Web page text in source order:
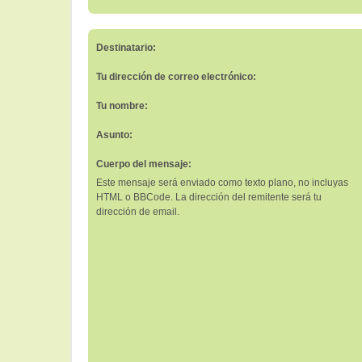
Destinatario:
Tu dirección de correo electrónico:
Tu nombre:
Asunto:
Cuerpo del mensaje:
Este mensaje será enviado como texto plano, no incluyas
HTML o BBCode. La dirección del remitente será tu
dirección de email.